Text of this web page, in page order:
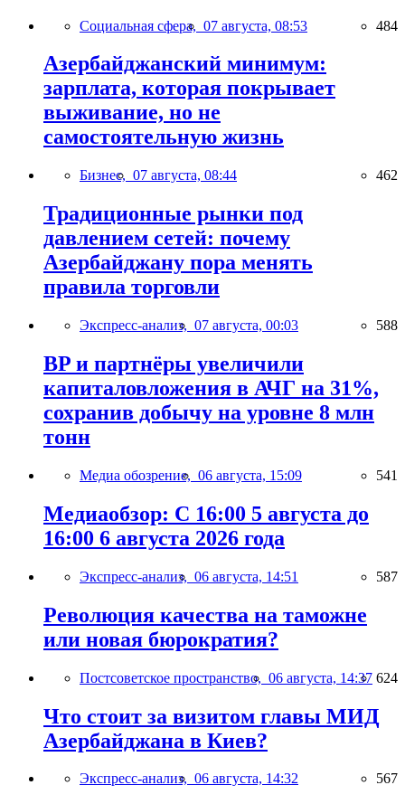
Социальная сфера, 07 августа, 08:53 484
Азербайджанский минимум:
зарплата, которая покрывает
выживание, но не
самостоятельную жизнь
Бизнес, 07 августа, 08:44 462
Традиционные рынки под
давлением сетей: почему
Азербайджану пора менять
правила торговли
Экспресс-анализ, 07 августа, 00:03 588
BP и партнёры увеличили
капиталовложения в АЧГ на 31%,
сохранив добычу на уровне 8 млн
тонн
Медиа обозрение, 06 августа, 15:09 541
Медиаобзор: С 16:00 5 августа до
16:00 6 августа 2026 года
Экспресс-анализ, 06 августа, 14:51 587
Революция качества на таможне
или новая бюрократия?
Постсоветское пространство, 06 августа, 14:37 624
Что стоит за визитом главы МИД
Азербайджана в Киев?
Экспресс-анализ, 06 августа, 14:32 567